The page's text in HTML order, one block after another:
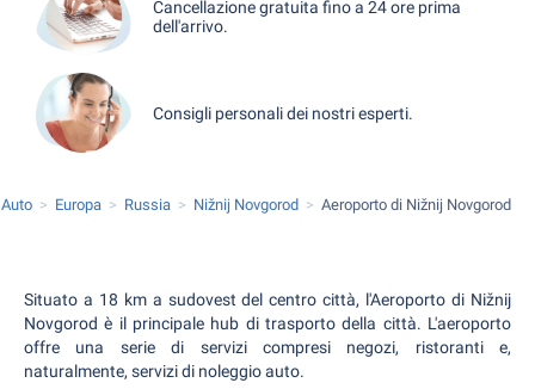
Cancellazione gratuita fino a 24 ore prima
dell'arrivo.
Consigli personali dei nostri esperti.
Europa Russia Nižnij Novgorod Aeroporto di Nižnij Novgorod
Situato a 18 km a sudovest del centro città, l'Aeroporto di Nižnij
Novgorod è il principale hub di trasporto della città. L'aeroporto
offre una serie di servizi compresi negozi, ristoranti e,
naturalmente, servizi di noleggio auto.